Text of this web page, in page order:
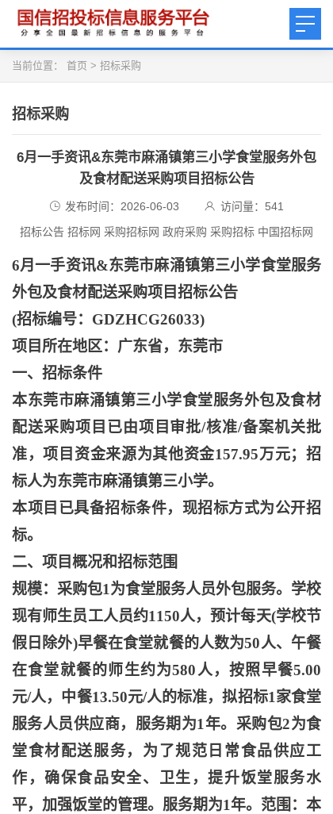
当前位置： 首页 > 招标采购
招标采购
6月一手资讯&东莞市麻涌镇第三小学食堂服务外包
及食材配送采购项目招标公告
发布时间：2026-06-03 访问量： 541
招标公告 招标网 采购招标网 政府采购 采购招标 中国招标网
6月一手资讯&东莞市麻涌镇第三小学食堂服务
外包及食材配送采购项目招标公告
(招标编号：GDZHCG26033)
项目所在地区：广东省，东莞市
一、招标条件
本东莞市麻涌镇第三小学食堂服务外包及食材
配送采购项目已由项目审批/核准/备案机关批
准，项目资金来源为其他资金157.95万元；招
标人为东莞市麻涌镇第三小学。
本项目已具备招标条件，现招标方式为公开招
标。
二、项目概况和招标范围
规模：采购包1为食堂服务人员外包服务。学校
现有师生员工人员约1150人，预计每天(学校节
假日除外)早餐在食堂就餐的人数为50人、午餐
在食堂就餐的师生约为580人，按照早餐5.00
元/人，中餐13.50元/人的标准，拟招标1家食堂
服务人员供应商，服务期为1年。采购包2为食
堂食材配送服务，为了规范日常食品供应工
作，确保食品安全、卫生，提升饭堂服务水
平，加强饭堂的管理。服务期为1年。范围：本